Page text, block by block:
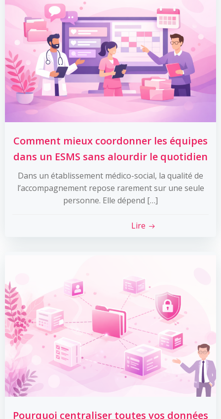
Comment mieux coordonner les équipes
dans un ESMS sans alourdir le quotidien
Dans un établissement médico-social, la qualité de
l’accompagnement repose rarement sur une seule
personne. Elle dépend […]
Lire
Pourquoi centraliser toutes vos données